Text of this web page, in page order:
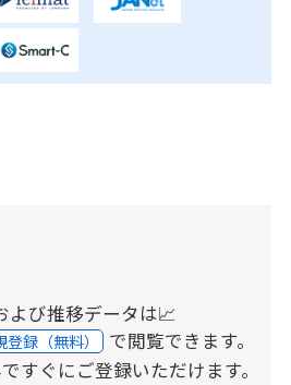
よび推移データは📈
登録（無料） で閲覧できます。
すぐにご登録いただけます。